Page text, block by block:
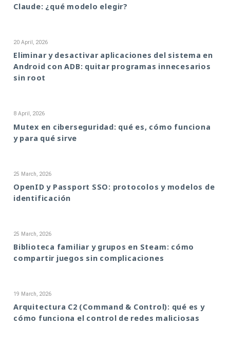
Claude: ¿qué modelo elegir?
20 April, 2026
Eliminar y desactivar aplicaciones del sistema en
Android con ADB: quitar programas innecesarios
sin root
8 April, 2026
Mutex en ciberseguridad: qué es, cómo funciona
y para qué sirve
25 March, 2026
OpenID y Passport SSO: protocolos y modelos de
identificación
25 March, 2026
Biblioteca familiar y grupos en Steam: cómo
compartir juegos sin complicaciones
19 March, 2026
Arquitectura C2 (Command & Control): qué es y
cómo funciona el control de redes maliciosas